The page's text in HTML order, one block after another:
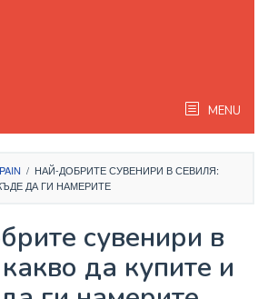
MENU
/ НАЙ-ДОБРИТЕ СУВЕНИРИ В СЕВИЛЯ:
ДА ГИ НАМЕРИТЕ
сувенири в
да купите и